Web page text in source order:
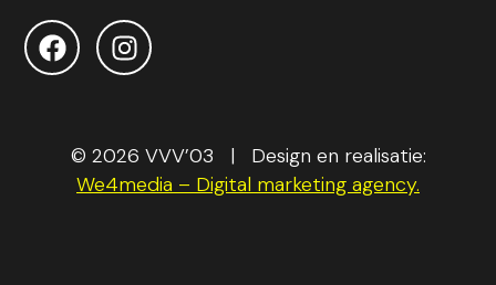
© 2026 VVV’03 | Design en realisatie:
We4media – Digital marketing agency.